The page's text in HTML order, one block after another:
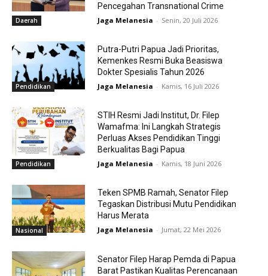
Daerah
Pencegahan Transnational Crime
Jaga Melanesia - Senin, 20 Juli 2026
Pendidikan
Putra-Putri Papua Jadi Prioritas,
Kemenkes Resmi Buka Beasiswa
Dokter Spesialis Tahun 2026
Jaga Melanesia - Kamis, 16 Juli 2026
Pendidikan
STIH Resmi Jadi Institut, Dr. Filep
Wamafma: Ini Langkah Strategis
Perluas Akses Pendidikan Tinggi
Berkualitas Bagi Papua
Jaga Melanesia - Kamis, 18 Juni 2026
Nasional
Teken SPMB Ramah, Senator Filep
Tegaskan Distribusi Mutu Pendidikan
Harus Merata
Jaga Melanesia - Jumat, 22 Mei 2026
Senator Filep Harap Pemda di Papua
Barat Pastikan Kualitas Perencanaan